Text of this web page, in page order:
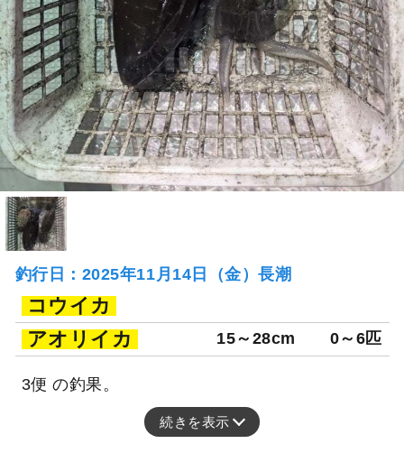
釣行日：2025年11月14日（金）長潮
コウイカ
アオリイカ
15～28cm 0～6匹
3便 の釣果。
続きを表示